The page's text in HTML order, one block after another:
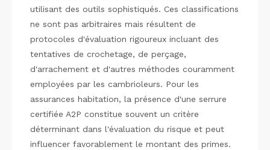
utilisant des outils sophistiqués. Ces classifications
ne sont pas arbitraires mais résultent de
protocoles d'évaluation rigoureux incluant des
tentatives de crochetage, de perçage,
d'arrachement et d'autres méthodes couramment
employées par les cambrioleurs. Pour les
assurances habitation, la présence d'une serrure
certifiée A2P constitue souvent un critère
déterminant dans l'évaluation du risque et peut
influencer favorablement le montant des primes.